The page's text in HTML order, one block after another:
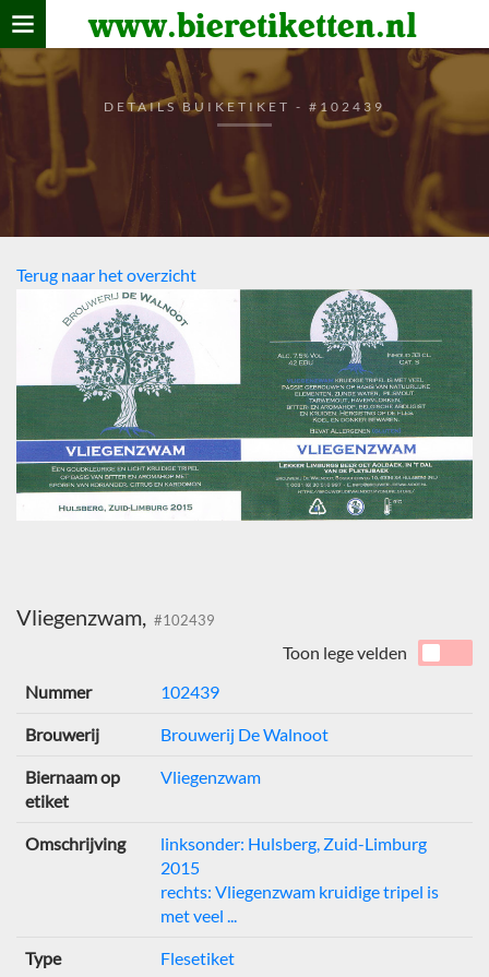
www.bieretiketten.nl
Home
verzamelen
De bierkaart
Bezoekers
DETAILS BUIKETIKET - #102439
Terug naar het overzicht
Vliegenzwam, #102439
Toon lege velden
Nummer
102439
Brouwerij Brouwerij De Walnoot
Biernaam op
etiket
Vliegenzwam
Omschrijving
linksonder: Hulsberg, Zuid-Limburg
2015
rechts: Vliegenzwam kruidige tripel is
met veel ...
Type Flesetiket